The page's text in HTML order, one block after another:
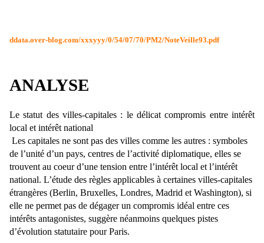
ddata.over-blog.com/xxxyyy/0/54/07/70/PM2/NoteVeille93.pdf
ANALYSE
Le statut des villes-capitales : le délicat compromis entre intérêt
local et intérêt national
Les capitales ne sont pas des villes comme les autres : symboles
de l’unité d’un pays, centres de l’activité diplomatique, elles se
trouvent au coeur d’une tension entre l’intérêt local et l’intérêt
national. L’étude des règles applicables à certaines villes-capitales
étrangères (Berlin, Bruxelles, Londres, Madrid et Washington), si
elle ne permet pas de dégager un compromis idéal entre ces
intérêts antagonistes, suggère néanmoins quelques pistes
d’évolution statutaire pour Paris.